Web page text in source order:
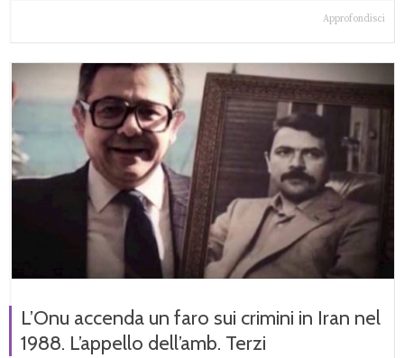
Approfondisci
L’Onu accenda un faro sui crimini in Iran nel
1988. L’appello dell’amb. Terzi